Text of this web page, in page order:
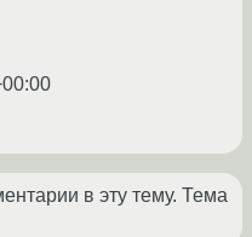
в эту тему. Тема